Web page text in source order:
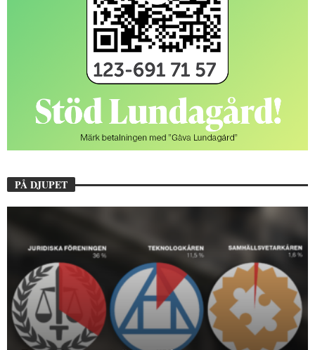
PÅ DJUPET